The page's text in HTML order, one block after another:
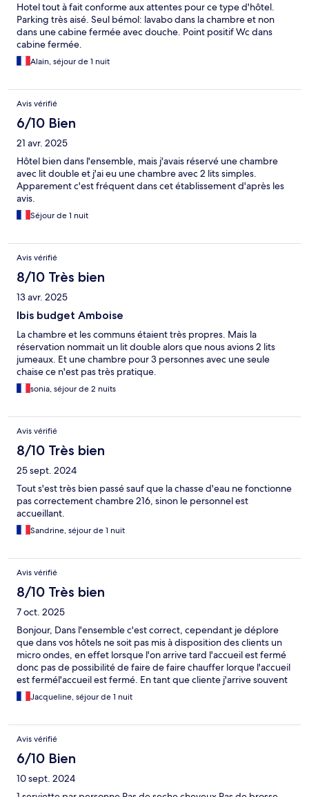
Hotel tout à fait conforme aux attentes pour ce type d'hôtel.
Parking très aisé. Seul bémol: lavabo dans la chambre et non
dans une cabine fermée avec douche. Point positif Wc dans
cabine fermée.
Alain, séjour de 1 nuit
Avis vérifié
6/10 Bien
21 avr. 2025
Hôtel bien dans l'ensemble, mais j'avais réservé une chambre
avec lit double et j'ai eu une chambre avec 2 lits simples.
Apparement c'est fréquent dans cet établissement d'après les
avis.
Séjour de 1 nuit
Avis vérifié
8/10 Très bien
13 avr. 2025
Ibis budget Amboise
La chambre et les communs étaient très propres. Mais la
réservation nommait un lit double alors que nous avions 2 lits
jumeaux. Et une chambre pour 3 personnes avec une seule
chaise ce n'est pas très pratique.
sonia, séjour de 2 nuits
Avis vérifié
8/10 Très bien
25 sept. 2024
Tout s'est très bien passé sauf que la chasse d'eau ne fonctionne
pas correctement chambre 216, sinon le personnel est
accueillant.
Sandrine, séjour de 1 nuit
Avis vérifié
8/10 Très bien
7 oct. 2025
Bonjour, Dans l'ensemble c'est correct, cependant je déplore
que dans vos hôtels ne soit pas mis à disposition des clients un
micro ondes, en effet lorsque l'on arrive tard l'accueil est fermé
donc pas de possibilité de faire de faire chauffer lorque l'accueil
est fermél'accueil est fermé. En tant que cliente j'arrive souvent
très tard, ce qui doit être le cas aussi des autres clients,
Jacqueline, séjour de 1 nuit
Avis vérifié
6/10 Bien
10 sept. 2024